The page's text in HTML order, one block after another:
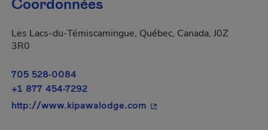
Coordonnées
Les Lacs-du-Témiscamingue, Québec, Canada, J0Z
3R0
705 528-0084
+1 877 454-7292
http://www.kipawalodge.com - Cet hyperlien s'ouvrira